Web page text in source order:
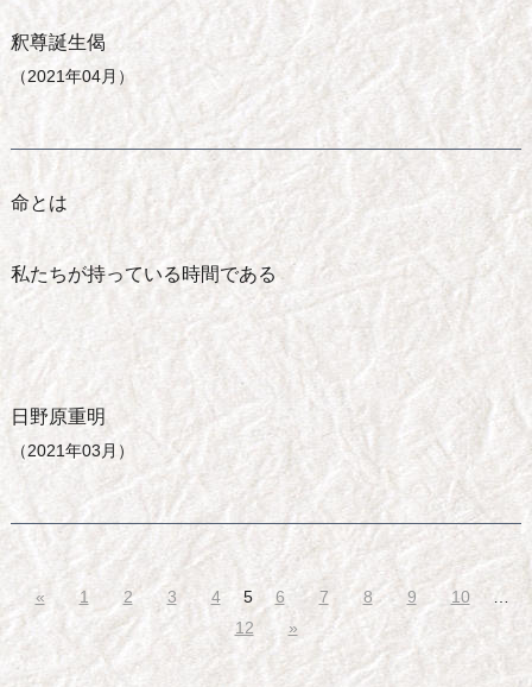
釈尊誕生偈
（2021年04月）
命とは
私たちが持っている時間である
日野原重明
（2021年03月）
« 1 2 3 4 5 6 7 8 9 10
12
»